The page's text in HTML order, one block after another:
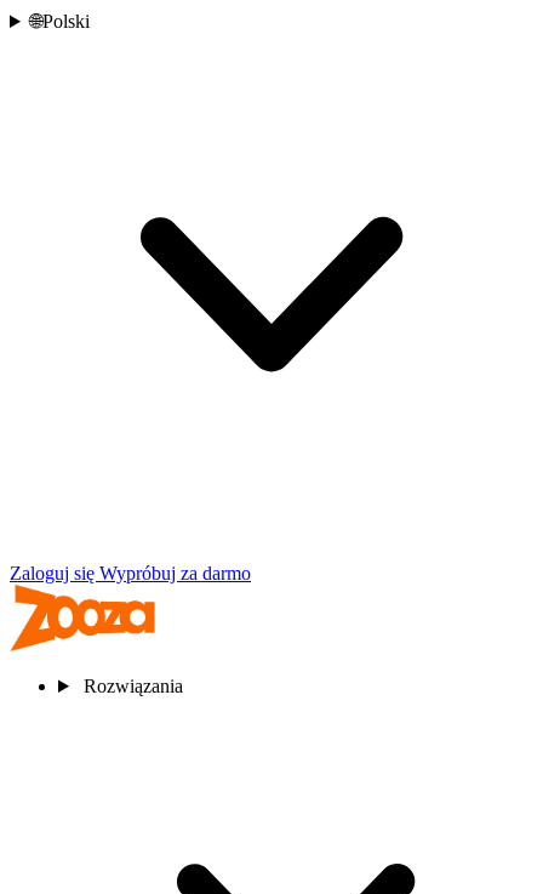
🌐Polski
Zaloguj się Wypróbuj za darmo
Rozwiązania